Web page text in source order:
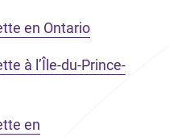
en Ontario
à l’Île-du-Prince-
en